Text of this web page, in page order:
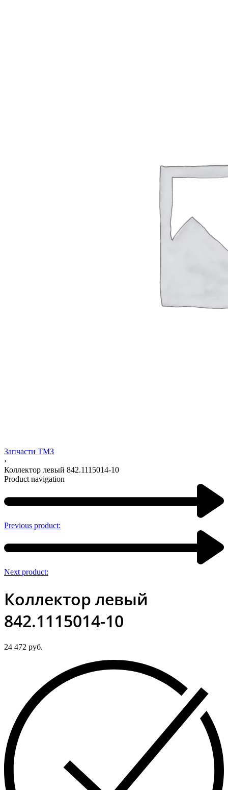
Запчасти ТМЗ
›
Коллектор левый 842.1115014-10
Product navigation
Previous product:
Next product:
Коллектор левый
842.1115014-10
24 472 руб.